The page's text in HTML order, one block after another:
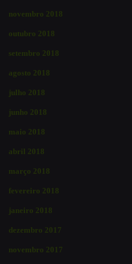
novembro 2018
outubro 2018
setembro 2018
agosto 2018
julho 2018
junho 2018
maio 2018
abril 2018
março 2018
fevereiro 2018
janeiro 2018
dezembro 2017
novembro 2017